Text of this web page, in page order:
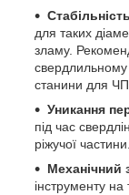
для таких
зламу.
свердлильному
станини для
Уникання
під час
ріжучої частини.
Механічний
інструменту на